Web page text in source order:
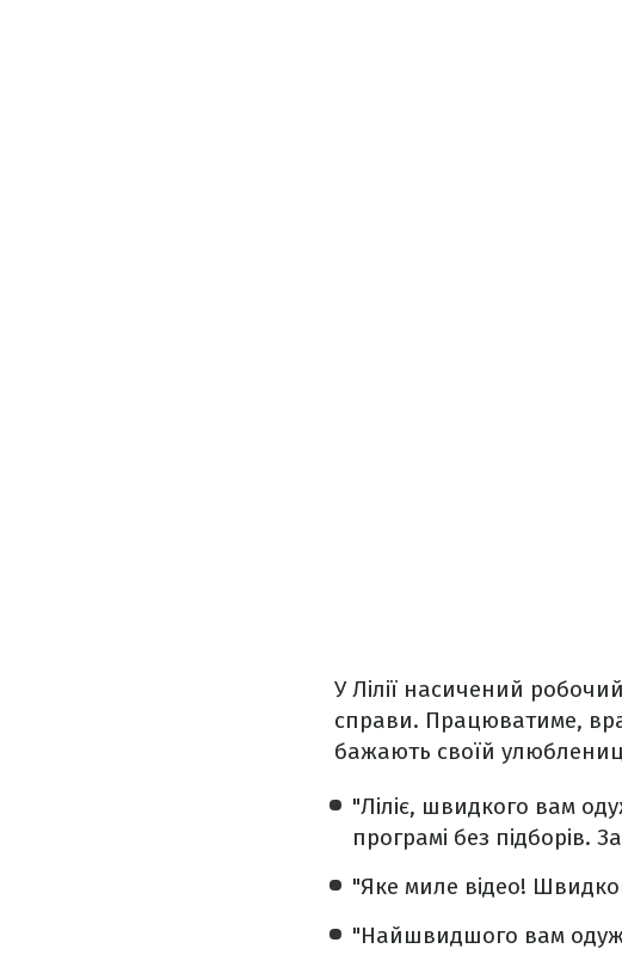
У Лілії насичений
справи. Працюватиме,
бажають своїй
"Ліліє, швидкого вам
програмі без підборів.
"Яке миле відео!
"Найшвидшого вам